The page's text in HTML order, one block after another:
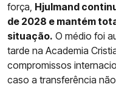
força, Hjulmand
de 2028 e mantém
situação. O médio foi
tarde na Academia
compromissos
caso a transferência